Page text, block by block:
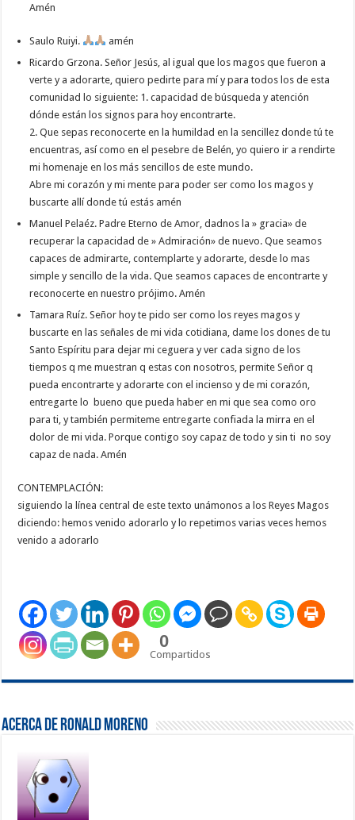
Amén
Saulo Ruiyi.
amén
Ricardo Grzona. Señor Jesús, al igual que los magos que fueron a
verte y a adorarte, quiero pedirte para mí y para todos los de esta
comunidad lo siguiente: 1. capacidad de búsqueda y atención
dónde están los signos para hoy encontrarte.
2. Que sepas reconocerte en la humildad en la sencillez donde tú te
encuentras, así como en el pesebre de Belén, yo quiero ir a rendirte
mi homenaje en los más sencillos de este mundo.
Abre mi corazón y mi mente para poder ser como los magos y
buscarte allí donde tú estás amén
Manuel Pelaéz. Padre Eterno de Amor, dadnos la » gracia» de
recuperar la capacidad de » Admiración» de nuevo. Que seamos
capaces de admirarte, contemplarte y adorarte, desde lo mas
simple y sencillo de la vida. Que seamos capaces de encontrarte y
reconocerte en nuestro prójimo. Amén
Tamara Ruíz. Señor hoy te pido ser como los reyes magos y
buscarte en las señales de mi vida cotidiana, dame los dones de tu
Santo Espíritu para dejar mi ceguera y ver cada signo de los
tiempos q me muestran q estas con nosotros, permite Señor q
pueda encontrarte y adorarte con el incienso y de mi corazón,
entregarte lo bueno que pueda haber en mi que sea como oro
para ti, y también permiteme entregarte confiada la mirra en el
dolor de mi vida. Porque contigo soy capaz de todo y sin ti no soy
capaz de nada. Amén
CONTEMPLACIÓN:
siguiendo la línea central de este texto unámonos a los Reyes Magos
diciendo: hemos venido adorarlo y lo repetimos varias veces hemos
venido a adorarlo
0
Compartidos
Acerca de Ronald Moreno